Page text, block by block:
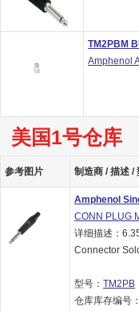
TM2PBM
Amphenol
美国1号仓库
参考图片 制造商 / 描述 /
Amphenol
CONN PLUG
详细描述：
Connector
型号： TM2PB
仓库库存编号：